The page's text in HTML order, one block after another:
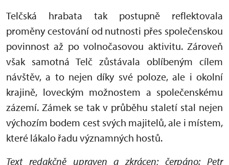
Telčská hrabata tak postupně reflektovala
proměny cestování od nutnosti přes společenskou
povinnost až po volnočasovou aktivitu. Zároveň
však samotná Telč zůstávala oblíbeným cílem
návštěv, a to nejen díky své poloze, ale i okolní
krajině, loveckým možnostem a společenskému
zázemí. Zámek se tak v průběhu staletí stal nejen
výchozím bodem cest svých majitelů, ale i místem,
které lákalo řadu významných hostů.
Text redakčně upraven a zkrácen; čerpáno: Petr